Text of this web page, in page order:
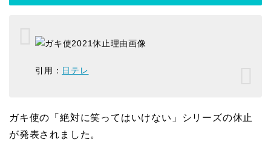
引用： 日テレ
ガキ使の「絶対に笑ってはいけない」シリーズの休止
が発表されました。